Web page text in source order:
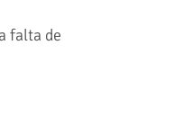
falta de